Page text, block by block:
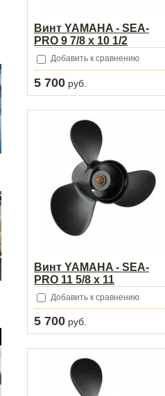
Винт YAMAHA - SEA-
PRO 9 7/8 х 10 1/2
Добавить к сравнению
5 700 руб.
Винт YAMAHA - SEA-
PRO 11 5/8 х 11
Добавить к сравнению
5 700 руб.